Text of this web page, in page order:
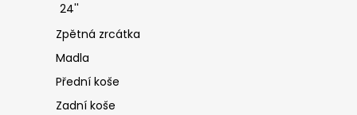
24''
Zpětná zrcátka
Madla
Přední koše
Zadní koše